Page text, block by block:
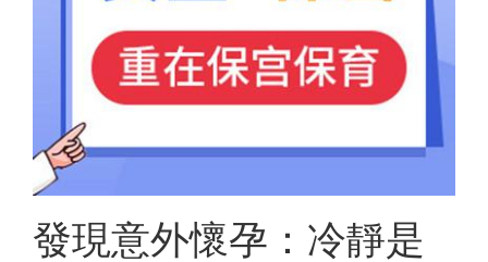
發現意外懷孕：冷靜是